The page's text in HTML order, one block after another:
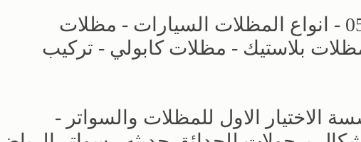
مظلات وسواتر التخصصي - 0500559613 - انواع المظلات السيارات - مظلات
بلاستيك - مظلات كابولي - تركيب
الاختيار الاول للمظلات والسواتر -